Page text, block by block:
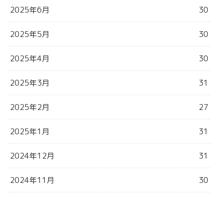
2025年6月 30
2025年5月 30
2025年4月 30
2025年3月 31
2025年2月 27
2025年1月 31
2024年12月 31
2024年11月 30